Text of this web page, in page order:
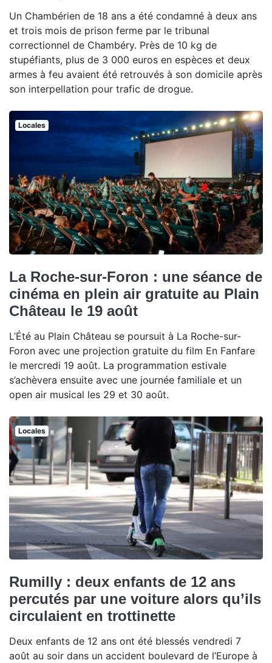
Un Chambérien de 18 ans a été condamné à deux ans
et trois mois de prison ferme par le tribunal
correctionnel de Chambéry. Près de 10 kg de
stupéfiants, plus de 3 000 euros en espèces et deux
armes à feu avaient été retrouvés à son domicile après
son interpellation pour trafic de drogue.
Locales
La Roche-sur-Foron : une séance de
cinéma en plein air gratuite au Plain
Château le 19 août
L’Été au Plain Château se poursuit à La Roche-sur-
Foron avec une projection gratuite du film En Fanfare
le mercredi 19 août. La programmation estivale
s’achèvera ensuite avec une journée familiale et un
open air musical les 29 et 30 août.
Locales
Rumilly : deux enfants de 12 ans
percutés par une voiture alors qu’ils
circulaient en trottinette
Deux enfants de 12 ans ont été blessés vendredi 7
août au soir dans un accident boulevard de l’Europe à